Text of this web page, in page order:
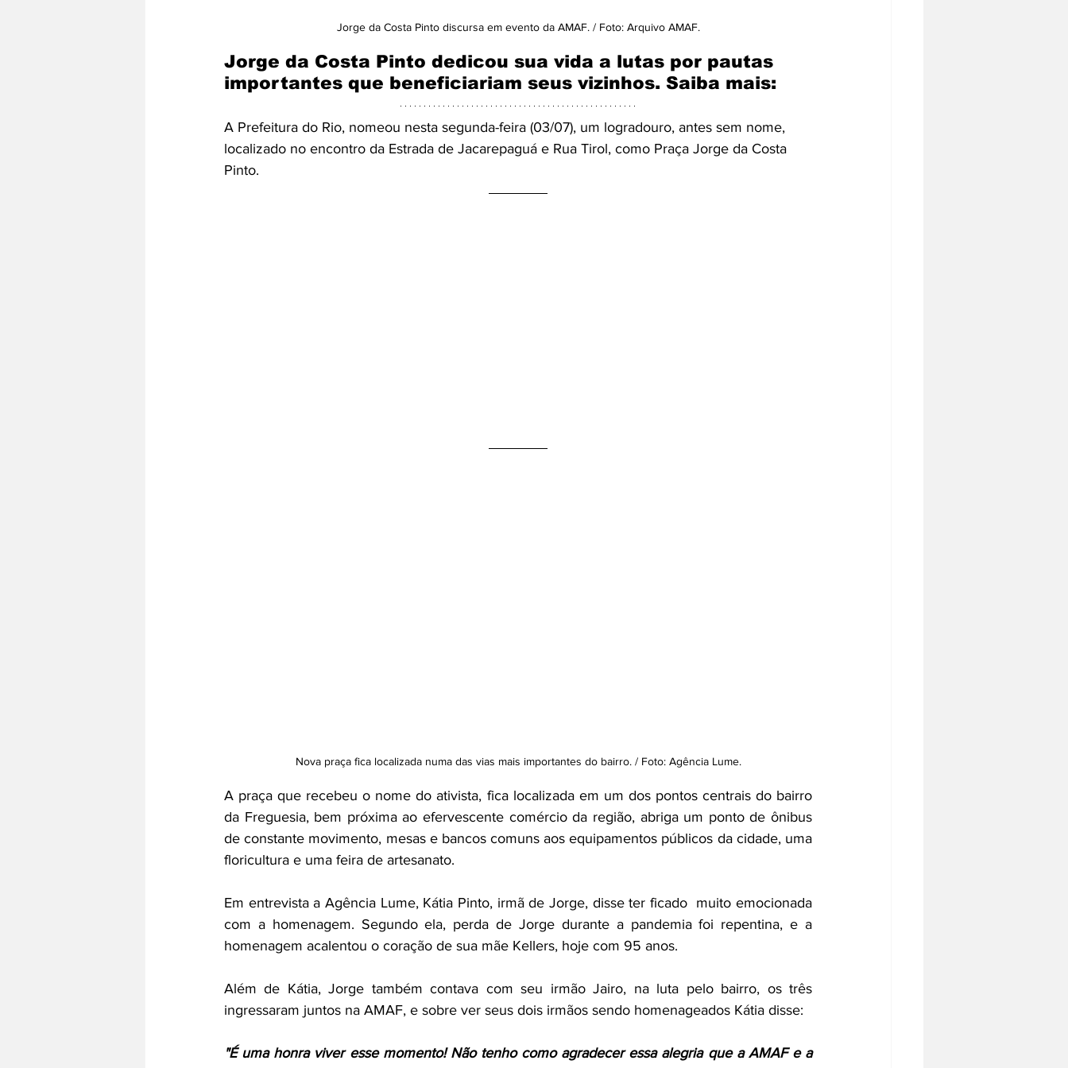
Jorge da Costa Pinto discursa em evento da AMAF. / Foto: Arquivo AMAF.
Jorge da Costa Pinto dedicou sua vida a lutas por pautas
importantes que beneficiariam seus vizinhos. Saiba mais:
A Prefeitura do Rio, nomeou nesta segunda-feira (03/07), um logradouro, antes sem nome,
localizado no encontro da Estrada de Jacarepaguá e Rua Tirol, como Praça Jorge da Costa
Pinto.
Nova praça fica localizada numa das vias mais importantes do bairro. / Foto: Agência Lume.
A praça que recebeu o nome do ativista, fica localizada em um dos pontos centrais do bairro
da Freguesia, bem próxima ao efervescente comércio da região, abriga um ponto de ônibus
de constante movimento, mesas e bancos comuns aos equipamentos públicos da cidade, uma
floricultura e uma feira de artesanato.
Em entrevista a Agência Lume, Kátia Pinto, irmã de Jorge, disse ter ficado  muito emocionada
com a homenagem. Segundo ela, perda de Jorge durante a pandemia foi repentina, e a
homenagem acalentou o coração de sua mãe Kellers, hoje com 95 anos.
Além de Kátia, Jorge também contava com seu irmão Jairo, na luta pelo bairro, os três
ingressaram juntos na AMAF, e sobre ver seus dois irmãos sendo homenageados Kátia disse:
"É uma honra viver esse momento! Não tenho como agradecer essa alegria que a AMAF e a